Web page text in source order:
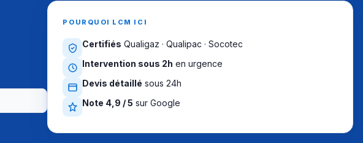
POURQUOI LCM ICI
Certifiés Qualigaz · Qualipac · Socotec
Intervention sous 2h en urgence
Devis détaillé sous 24h
Note 4,9 / 5 sur Google